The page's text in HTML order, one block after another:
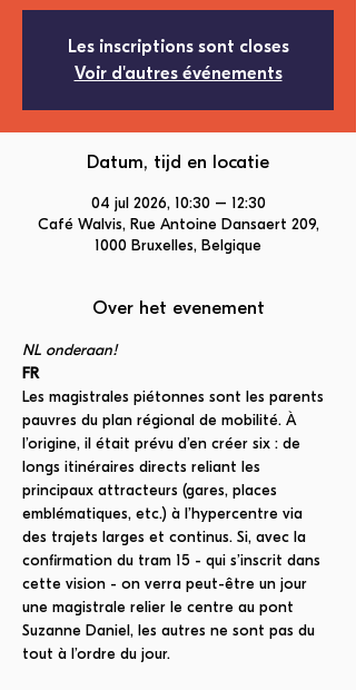
Les inscriptions sont closes
Voir d'autres événements
Datum, tijd en locatie
04 jul 2026, 10:30 – 12:30
Café Walvis, Rue Antoine Dansaert 209,
1000 Bruxelles, Belgique
Over het evenement
NL onderaan!
FR
Les magistrales piétonnes sont les parents
pauvres du plan régional de mobilité. À
l’origine, il était prévu d’en créer six : de
longs itinéraires directs reliant les
principaux attracteurs (gares, places
emblématiques, etc.) à l’hypercentre via
des trajets larges et continus. Si, avec la
confirmation du tram 15 - qui s’inscrit dans
cette vision - on verra peut-être un jour
une magistrale relier le centre au pont
Suzanne Daniel, les autres ne sont pas du
tout à l’ordre du jour.